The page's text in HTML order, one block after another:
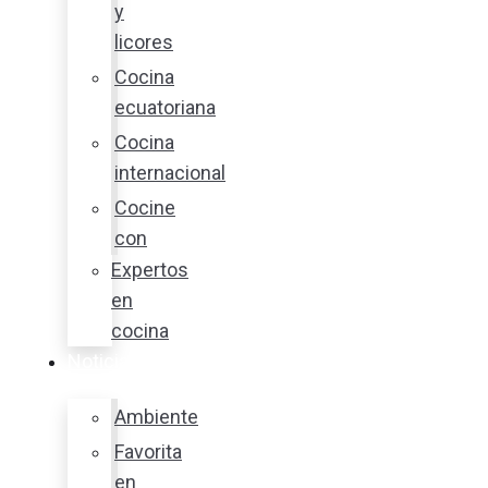
y
licores
Cocina
ecuatoriana
Cocina
internacional
Cocine
con
Expertos
en
cocina
Ambiente
Favorita
en